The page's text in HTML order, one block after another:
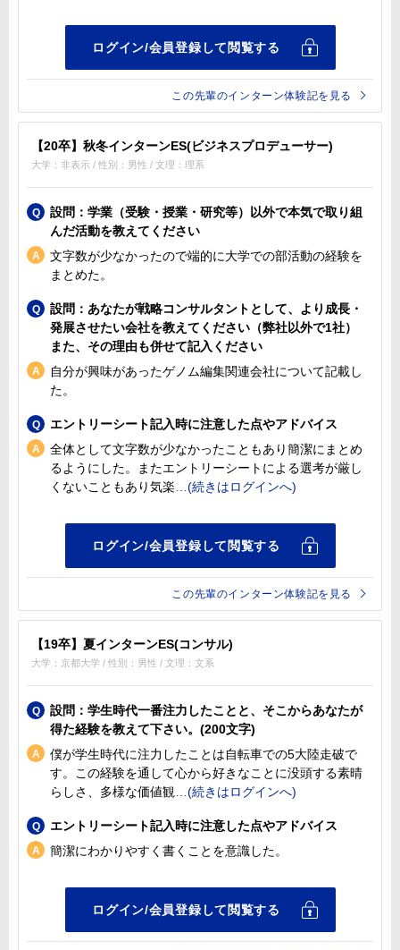
この先輩のインターン体験記を見る
【20卒】秋冬インターンES(ビジネスプロデューサー)
大学：非表示 / 性別：男性 / 文理：理系
設問：学業（受験・授業・研究等）以外で本気で取り組
んだ活動を教えてください
文字数が少なかったので端的に大学での部活動の経験を
まとめた。
設問：あなたが戦略コンサルタントとして、より成長・
発展させたい会社を教えてください（弊社以外で1社）
また、その理由も併せて記入ください
自分が興味があったゲノム編集関連会社について記載し
た。
エントリーシート記入時に注意した点やアドバイス
全体として文字数が少なかったこともあり簡潔にまとめ
るようにした。またエントリーシートによる選考が厳し
くないこともあり気楽
この先輩のインターン体験記を見る
【19卒】夏インターンES(コンサル)
大学：京都大学 / 性別：男性 / 文理：文系
設問：学生時代一番注力したことと、そこからあなたが
得た経験を教えて下さい。(200文字)
僕が学生時代に注力したことは自転車での5大陸走破で
す。この経験を通して心から好きなことに没頭する素晴
らしさ、多様な価値観
エントリーシート記入時に注意した点やアドバイス
簡潔にわかりやすく書くことを意識した。